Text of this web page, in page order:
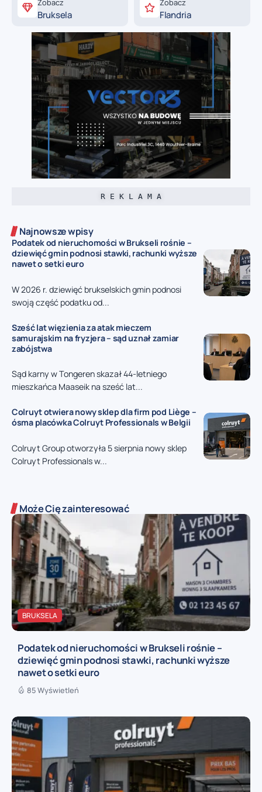
Bruksela Flandria
R E K L A M A
Najnowsze wpisy
Podatek od nieruchomości w Brukseli rośnie –
dziewięć gmin podnosi stawki, rachunki wyższe
nawet o setki euro
W 2026 r. dziewięć brukselskich gmin podnosi
swoją część podatku od...
Sześć lat więzienia za atak mieczem
samurajskim na fryzjera – sąd uznał zamiar
zabójstwa
Sąd karny w Tongeren skazał 44-letniego
mieszkańca Maaseik na sześć lat...
Colruyt otwiera nowy sklep dla firm pod Liège –
ósma placówka Colruyt Professionals w Belgii
Colruyt Group otworzyła 5 sierpnia nowy sklep
Colruyt Professionals w...
Może Cię zainteresować
BRUKSELA
Podatek od nieruchomości w Brukseli rośnie –
dziewięć gmin podnosi stawki, rachunki wyższe
nawet o setki euro
85 Wyświetleń